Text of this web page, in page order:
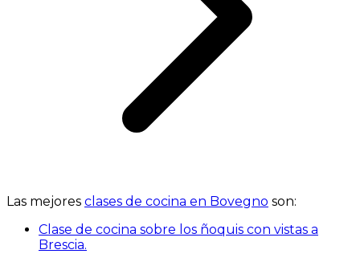
Las mejores clases de cocina en Bovegno son:
Clase de cocina sobre los ñoquis con vistas a
Brescia.